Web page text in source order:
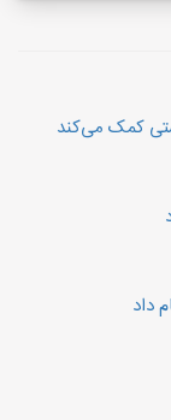
کمک می‌کند
داد